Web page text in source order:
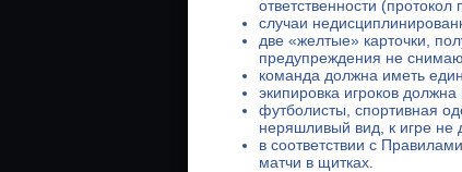
ответственности
случаи
две «желтые» карточки,
предупреждения не
команда должна иметь
экипировка игроков
футболисты, спортивная
неряшливый вид, к игре не
в соответствии с
матчи в щитках.